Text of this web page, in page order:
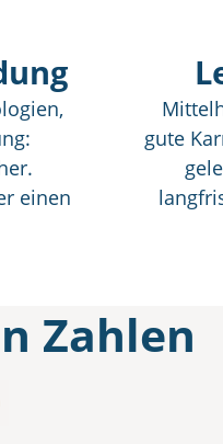
einen
gute
Zahlen
Biedenkopf und
hohe